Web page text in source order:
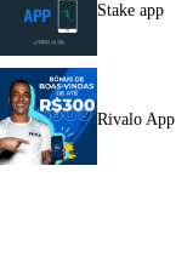
Stake app
Rivalo App